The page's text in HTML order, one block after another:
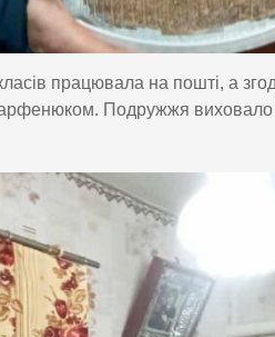
працювала на пошті, а
Подружжя виховало